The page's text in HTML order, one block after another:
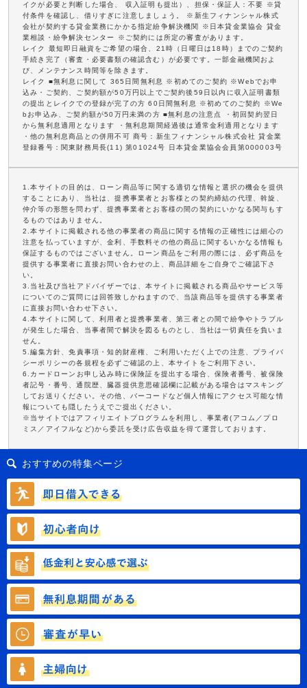
イクが必要と判断した場合、 収入証明も提出）、担保・保証人：不要 ※貸
付条件を確認し、借りすぎに注意しましょう。 ※新生フィナンシャル株式
会社が契約する貸金業務にかかる指定紛争解決機関 ※日本貸金業協会 貸金
業相談・紛争解決センター ※ご契約には所定の審査があります。
レイク 最短即日融資をご希望の場合、21時（日曜日は18時）までのご契約
手続き完了（審査・必要書類の確認含む）が必要です。一部金融機関およ
び、メンテナンス時間等を除きます。
レイク ■無利息に関して 365日間無利息 ※初めてのご契約 ※Webでお申
込み・ご契約、ご契約額が50万円以上でご契約後59日以内に収入証明書類
の提出とレイクでの登録が完了の方 60日間無利息 ※初めてのご契約 ※We
bお申込み、ご契約額が50万円未満の方 ■無利息の注意点 ・初回契約翌日
から無利息適用となります ・無利息期間経過後は通常金利適用となります
・他の無利息商品との併用不可 商号：新生フィナンシャル株式会社 貸金業
登録番号：関東財務局長(11) 第01024号 日本貸金業協会会員第000003号
1.本サイトの目的は、ローン商品等に関する適切な情報と選択の機会を提供
することにあり、当社は、提携事業者とお客様との契約締結の代理、斡旋、
仲介等の形態を問わず、提携事業者とお客様の間の契約にいかなる関与もす
るものではありません。
2.本サイトに掲載される他の事業者の商品に関する情報の正確性には細心の
注意を払っていますが、金利、手数料その他の商品に関するいかなる情報も
保証するものではございません。ローン商品をご利用の際には、必ず商品を
提供する事業者に直接お問い合わせの上、商品詳細をご自身でご確認下さ
い。
3.当社及び当社アドバイザーでは、本サイトに掲載される商品やサービス等
についてのご質問には回答致しかねますので、当該商品等を提供する事業者
に直接お問い合わせ下さい。
4.本サイトに関して、利用者と提携事業者、第三者との間で紛争やトラブル
が発生した場合、当事者間で解決を図るものとし、当社は一切責任を負いま
せん。
5.編集方針、免責事項・知的財産権、ご利用いただく上での注意、プライバ
シーポリシーの各規程を必ずご確認の上、本サイトをご利用下さい。
6.カードローンお申し込み時に保険証を提出する場合、保険者番号、被保険
者記号・番号、通院歴、臓器提供意思確認欄に記載がある場合はマスキング
してお送りください。その他、バーコードなど個人情報にアクセス可能な情
報についても隠したうえでご提出ください。
※当サイトではアフィリエイトプログラムを利用し、事業者(アコム／プロ
ミス／アイフルなど)から委託を受け広告収益を得て運営しております。
おすすめの特集ページ